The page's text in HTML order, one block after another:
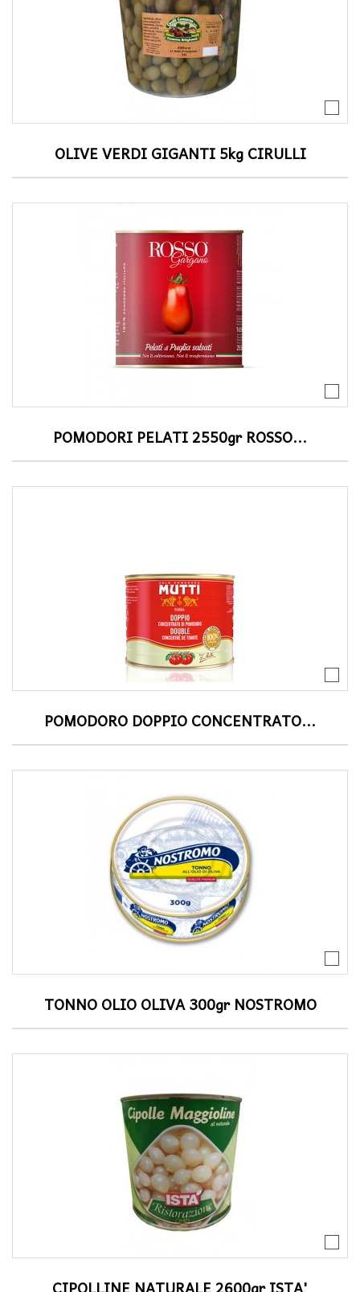
OLIVE VERDI GIGANTI 5kg CIRULLI
POMODORI PELATI 2550gr ROSSO...
POMODORO DOPPIO CONCENTRATO...
TONNO OLIO OLIVA 300gr NOSTROMO